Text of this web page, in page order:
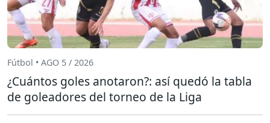
Fútbol • AGO 5 / 2026
¿Cuántos goles anotaron?: así quedó la tabla
de goleadores del torneo de la Liga